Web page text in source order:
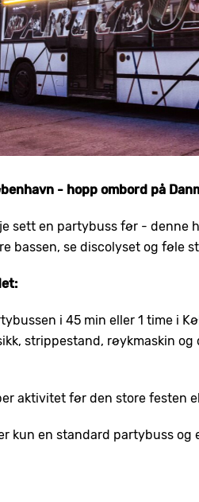
- hopp ombord på
sett en partybuss før - denne
bassen, se discolyset og føle
i 45 min eller 1 time i
strippestand, røykmaskin
aktivitet før den store festen
kun en standard partybuss og